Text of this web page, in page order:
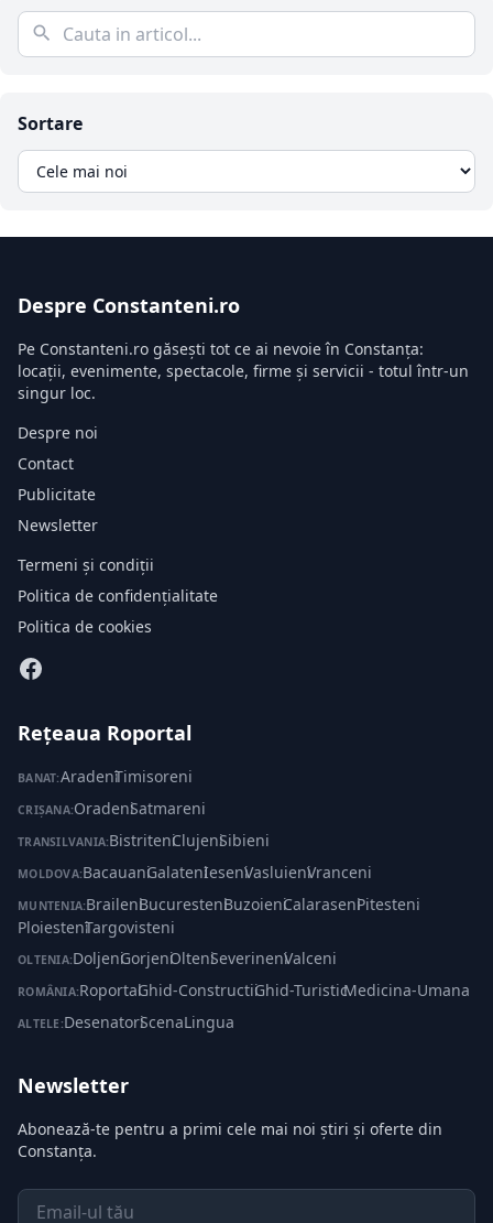
Sortare
Despre Constanteni.ro
Pe Constanteni.ro găsești tot ce ai nevoie în Constanța:
locații, evenimente, spectacole, firme și servicii - totul într-un
singur loc.
Despre noi
Contact
Publicitate
Newsletter
Termeni și condiții
Politica de confidențialitate
Politica de cookies
Rețeaua Roportal
BANAT:Aradeni·Timisoreni
CRIȘANA:Oradeni·Satmareni
TRANSILVANIA:Bistriteni·Clujeni·Sibieni
MOLDOVA:Bacauani·Galateni·Ieseni·Vasluieni·Vranceni
MUNTENIA:Braileni·Bucuresteni·Buzoieni·Calaraseni·Pitesteni·
Ploiesteni·Targovisteni
OLTENIA:Doljeni·Gorjeni·Olteni·Severineni·Valceni
ROMÂNIA:Roportal·Ghid-Constructii·Ghid-Turistic·Medicina-Umana
ALTELE:Desenatori·ScenaLingua
Newsletter
Abonează-te pentru a primi cele mai noi știri și oferte din
Constanța.
Email